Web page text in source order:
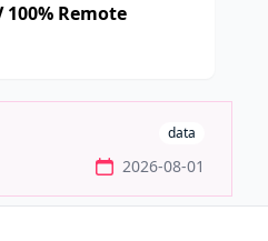
100% Remote
data
2026-08-01